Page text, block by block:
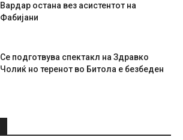
Вардар остана вез асистентот на
Фабијани
Се подготвува спектакл на Здравко
Чолиќ но теренот во Битола е безбеден